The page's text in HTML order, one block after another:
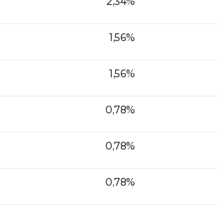
1,56%
1,56%
0,78%
0,78%
0,78%